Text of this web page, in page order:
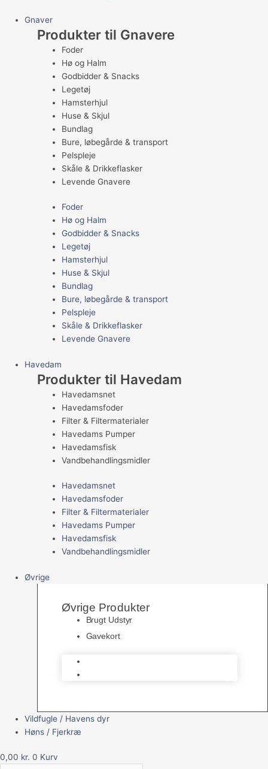
Gnaver
Produkter til Gnavere
Foder
Hø og Halm
Godbidder & Snacks
Legetøj
Hamsterhjul
Huse & Skjul
Bundlag
Bure, løbegårde & transport
Pelspleje
Skåle & Drikkeflasker
Levende Gnavere
Foder
Hø og Halm
Godbidder & Snacks
Legetøj
Hamsterhjul
Huse & Skjul
Bundlag
Bure, løbegårde & transport
Pelspleje
Skåle & Drikkeflasker
Levende Gnavere
Havedam
Produkter til Havedam
Havedamsnet
Havedamsfoder
Filter & Filtermaterialer
Havedams Pumper
Havedamsfisk
Vandbehandlingsmidler
Havedamsnet
Havedamsfoder
Filter & Filtermaterialer
Havedams Pumper
Havedamsfisk
Vandbehandlingsmidler
Øvrige
Øvrige Produkter
Brugt Udstyr
Gavekort
Vildfugle / Havens dyr
Høns / Fjerkræ
0,00 kr. 0 Kurv